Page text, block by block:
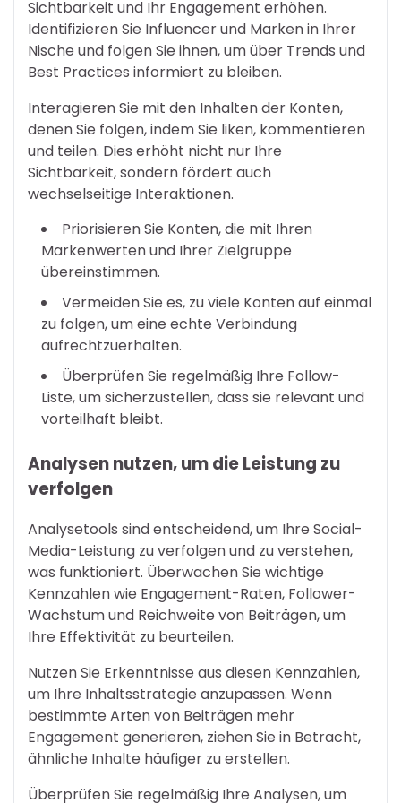
Sichtbarkeit und Ihr Engagement erhöhen.
Identifizieren Sie Influencer und Marken in Ihrer
Nische und folgen Sie ihnen, um über Trends und
Best Practices informiert zu bleiben.
Interagieren Sie mit den Inhalten der Konten,
denen Sie folgen, indem Sie liken, kommentieren
und teilen. Dies erhöht nicht nur Ihre
Sichtbarkeit, sondern fördert auch
wechselseitige Interaktionen.
Priorisieren Sie Konten, die mit Ihren
Markenwerten und Ihrer Zielgruppe
übereinstimmen.
Vermeiden Sie es, zu viele Konten auf einmal
zu folgen, um eine echte Verbindung
aufrechtzuerhalten.
Überprüfen Sie regelmäßig Ihre Follow-
Liste, um sicherzustellen, dass sie relevant und
vorteilhaft bleibt.
Analysen nutzen, um die Leistung zu
verfolgen
Analysetools sind entscheidend, um Ihre Social-
Media-Leistung zu verfolgen und zu verstehen,
was funktioniert. Überwachen Sie wichtige
Kennzahlen wie Engagement-Raten, Follower-
Wachstum und Reichweite von Beiträgen, um
Ihre Effektivität zu beurteilen.
Nutzen Sie Erkenntnisse aus diesen Kennzahlen,
um Ihre Inhaltsstrategie anzupassen. Wenn
bestimmte Arten von Beiträgen mehr
Engagement generieren, ziehen Sie in Betracht,
ähnliche Inhalte häufiger zu erstellen.
Überprüfen Sie regelmäßig Ihre Analysen, um